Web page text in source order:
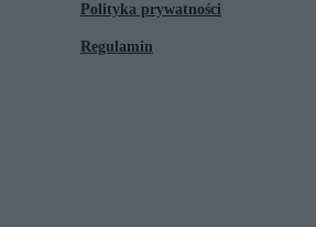
Polityka prywatności
Regulamin